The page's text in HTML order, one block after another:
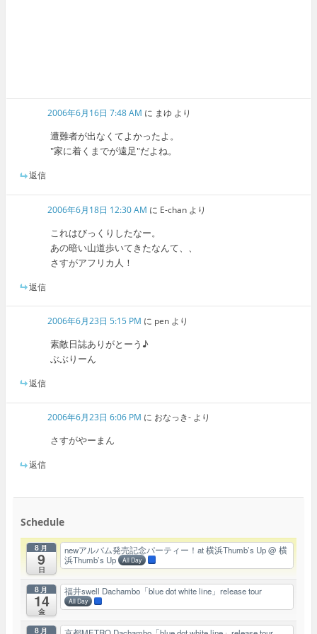
2006年6月16日 7:48 AM に まゆ より
遭難者が出なくてよかったよ。
"家に着くまでが遠足"だよね。
返信
2006年6月18日 12:30 AM に E-chan より
これはびっくりしたなー。
あの暗い山道歩いてきたなんて、、
さすがアフリカ人！
返信
2006年6月23日 5:15 PM に pen より
素敵日誌ありがとーう♪
ぶぶりーん
返信
2006年6月23日 6:06 PM に おなっき- より
さすがやーまん
返信
Schedule
8月
9
日
newアルバム発売記念パーティー！at 横浜Thumb’s Up@ 横
浜Thumb’s Up
All Day
8月
14
金
福井swell Dachambo「blue dot white line」release tour
All Day
8月